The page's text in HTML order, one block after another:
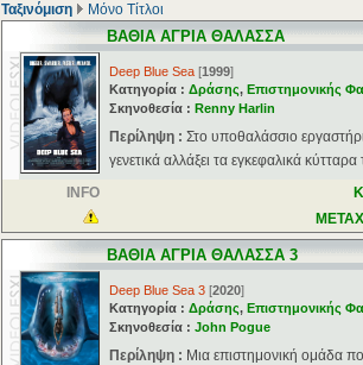
Ταξινόμιση Μόνο Τίτλοι
ΒΑΘΙΑ ΑΓΡΙΑ ΘΑΛΑΣΣΑ
Deep Blue Sea [1999]
Κατηγορία : Δράσης, Επιστημονικής
Σκηνοθεσία : Renny Harlin
Περίληψη : Στο υποθαλάσσιο
γενετικά αλλάξει τα εγκεφαλικά
INFO
ΒΑΘΙΑ ΑΓΡΙΑ ΘΑΛΑΣΣΑ 3
Deep Blue Sea 3 [2020]
Κατηγορία : Δράσης, Επιστημονικής
Σκηνοθεσία : John Pogue
Περίληψη : Μια επιστημονική ομάδα